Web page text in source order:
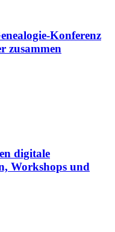
Konferenz
zusammen
digitale
Workshops und